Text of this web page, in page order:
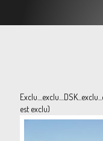
est exclu)